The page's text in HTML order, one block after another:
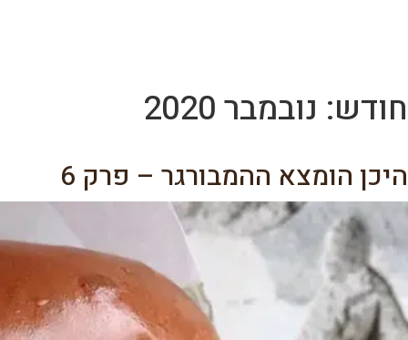
חודש: נובמבר 2020
היכן הומצא ההמבורגר – פרק 6